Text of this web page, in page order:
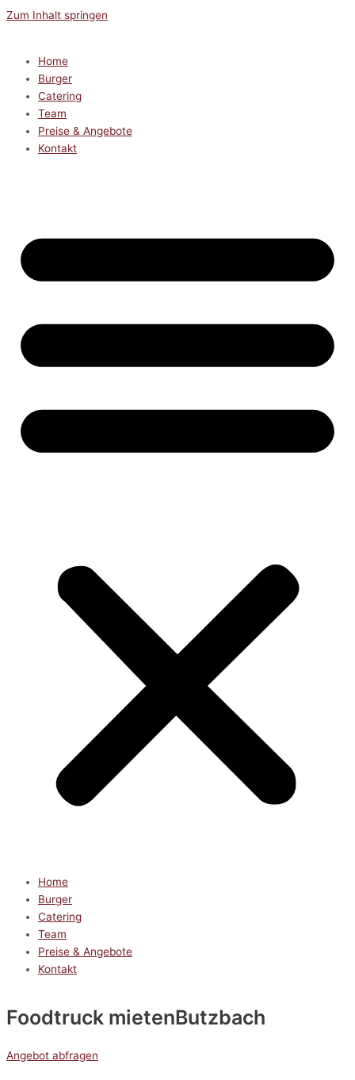
Zum Inhalt springen
Home
Burger
Catering
Team
Preise & Angebote
Kontakt
Home
Burger
Catering
Team
Preise & Angebote
Kontakt
Foodtruck mietenButzbach
Angebot abfragen